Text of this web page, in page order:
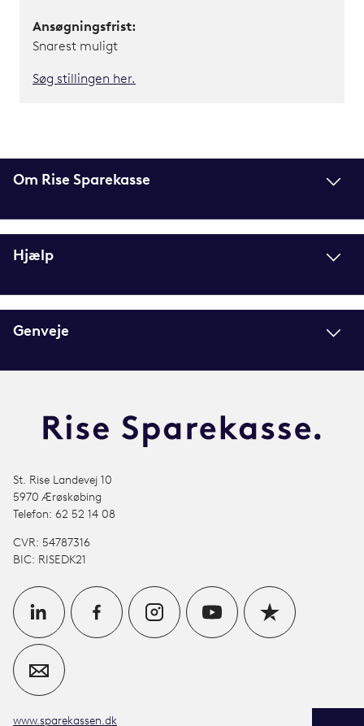
Ansøgningsfrist:
Snarest muligt
Søg stillingen her.
Om Rise Sparekasse
Hjælp
Genveje
St. Rise Landevej 10
5970 Ærøskøbing
Telefon: 62 52 14 08
CVR: 54787316
BIC: RISEDK21
www.sparekassen.dk